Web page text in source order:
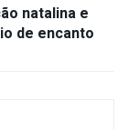
natalina e
de encanto